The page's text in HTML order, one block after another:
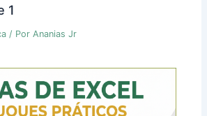
1
/ PorAnanias Jr